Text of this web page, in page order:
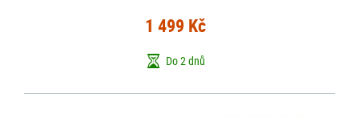
1 499 Kč
Do 2 dnů